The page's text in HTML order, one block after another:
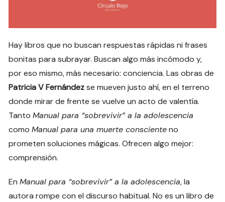
Hay libros que no buscan respuestas rápidas ni frases
bonitas para subrayar. Buscan algo más incómodo y,
por eso mismo, más necesario: conciencia. Las obras de
Patricia V Fernándezse mueven justo ahí, en el terreno
donde mirar de frente se vuelve un acto de valentía.
TantoManual para “sobrevivir” a la adolescencia
comoManual para una muerte conscienteno
prometen soluciones mágicas. Ofrecen algo mejor:
comprensión.
EnManual para “sobrevivir” a la adolescencia, la
autora rompe con el discurso habitual. No es un libro de